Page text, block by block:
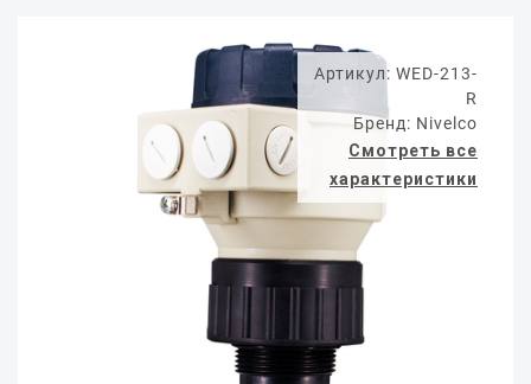
Артикул: WED-213-
R
Бренд: Nivelco
Смотреть все
характеристики